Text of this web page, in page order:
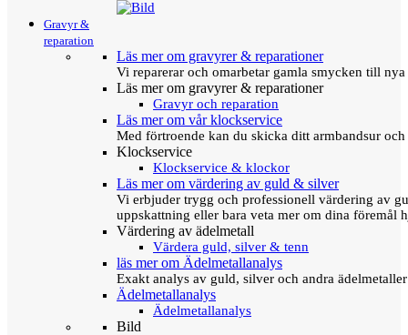
Gravyr &
reparation
Läs mer om gravyrer & reparationer
Vi reparerar och omarbetar gamla smycken till
Läs mer om gravyrer & reparationer
Gravyr och reparation
Läs mer om vår klockservice
Med förtroende kan du skicka ditt armbandsur
Klockservice
Klockservice & klockor
Läs mer om värdering av guld & silver
Vi erbjuder trygg och professionell värdering av
uppskattning eller bara veta mer om dina föremål
Värdering av ädelmetall
Värdera guld, silver & tenn
läs mer om Ädelmetallanalys
Exakt analys av guld, silver och andra
Ädelmetallanalys
Ädelmetallanalys
Bild